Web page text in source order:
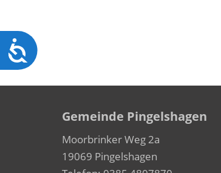
Barrierefreiheit
Gemeinde Pingelshagen
Moorbrinker Weg 2a
19069 Pingelshagen